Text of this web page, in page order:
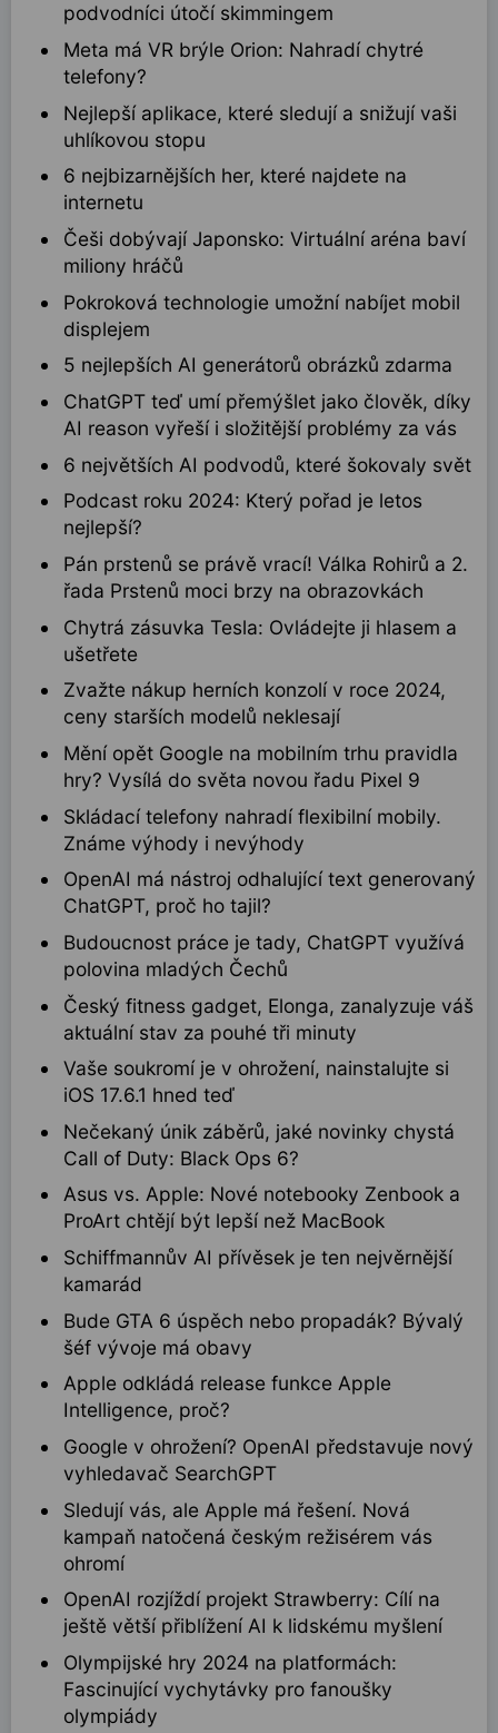
podvodníci útočí skimmingem
Meta má VR brýle Orion: Nahradí chytré
telefony?
Nejlepší aplikace, které sledují a snižují vaši
uhlíkovou stopu
6 nejbizarnějších her, které najdete na
internetu
Češi dobývají Japonsko: Virtuální aréna baví
miliony hráčů
Pokroková technologie umožní nabíjet mobil
displejem
5 nejlepších AI generátorů obrázků zdarma
ChatGPT teď umí přemýšlet jako člověk, díky
AI reason vyřeší i složitější problémy za vás
6 největších AI podvodů, které šokovaly svět
Podcast roku 2024: Který pořad je letos
nejlepší?
Pán prstenů se právě vrací! Válka Rohirů a 2.
řada Prstenů moci brzy na obrazovkách
Chytrá zásuvka Tesla: Ovládejte ji hlasem a
ušetřete
Zvažte nákup herních konzolí v roce 2024,
ceny starších modelů neklesají
Mění opět Google na mobilním trhu pravidla
hry? Vysílá do světa novou řadu Pixel 9
Skládací telefony nahradí flexibilní mobily.
Známe výhody i nevýhody
OpenAI má nástroj odhalující text generovaný
ChatGPT, proč ho tajil?
Budoucnost práce je tady, ChatGPT využívá
polovina mladých Čechů
Český fitness gadget, Elonga, zanalyzuje váš
aktuální stav za pouhé tři minuty
Vaše soukromí je v ohrožení, nainstalujte si
iOS 17.6.1 hned teď
Nečekaný únik záběrů, jaké novinky chystá
Call of Duty: Black Ops 6?
Asus vs. Apple: Nové notebooky Zenbook a
ProArt chtějí být lepší než MacBook
Schiffmannův AI přívěsek je ten nejvěrnější
kamarád
Bude GTA 6 úspěch nebo propadák? Bývalý
šéf vývoje má obavy
Apple odkládá release funkce Apple
Intelligence, proč?
Google v ohrožení? OpenAI představuje nový
vyhledavač SearchGPT
Sledují vás, ale Apple má řešení. Nová
kampaň natočená českým režisérem vás
ohromí
OpenAI rozjíždí projekt Strawberry: Cílí na
ještě větší přiblížení AI k lidskému myšlení
Olympijské hry 2024 na platformách:
Fascinující vychytávky pro fanoušky
olympiády